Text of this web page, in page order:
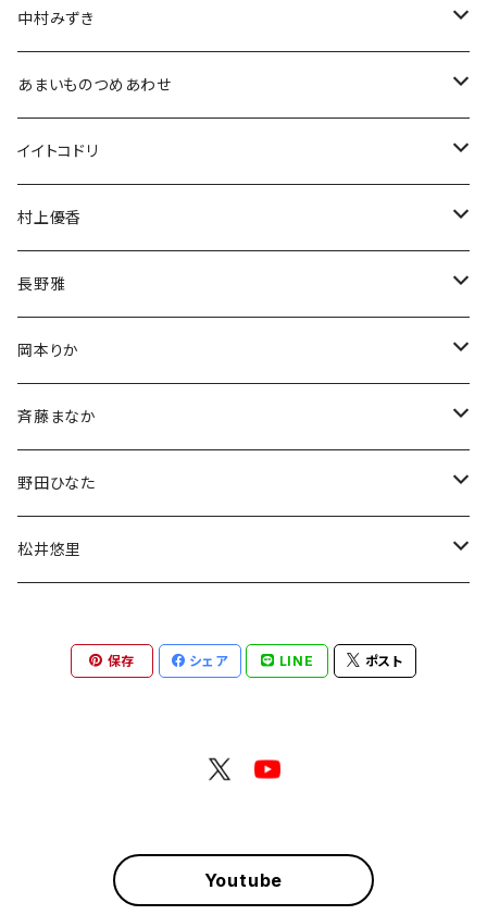
Tシャツ
アクスタ
Tシャツ
生誕グッズ
アクスタ
Tシャツ
アクスタ
Tシャツ
ブロマイド
生誕グッズ
アクスタ
Tシャツ
チェキ
ブロマイド
生誕グッズ
アクスタ
Tシャツ
中村みずき
生誕祭グッズ
アクスタ
Tシャツ
チェキ
あまいものつめあわせ
アクリルスタンド
アクリルキーホルダー
イイトコドリ
Tシャツ
村上優香
チェキ
長野雅
チェキ
岡本りか
チェキ
デコチェキ
斉藤まなか
チェキ
野田ひなた
チェキ
松井悠里
保存 シェア LINE ポスト
Youtube